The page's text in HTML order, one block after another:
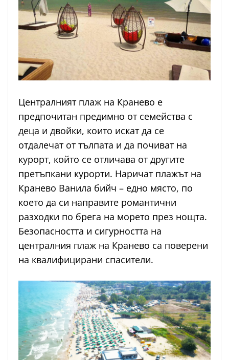
Централният плаж на Кранево е
предпочитан предимно от семейства с
деца и двойки, които искат да се
отдалечат от тълпата и да почиват на
курорт, който се отличава от другите
претъпкани курорти. Наричат плажът на
Кранево Ванила бийч – едно място, по
което да си направите романтични
разходки по брега на морето през нощта.
Безопасността и сигурността на
централния плаж на Кранево са поверени
на квалифицирани спасители.